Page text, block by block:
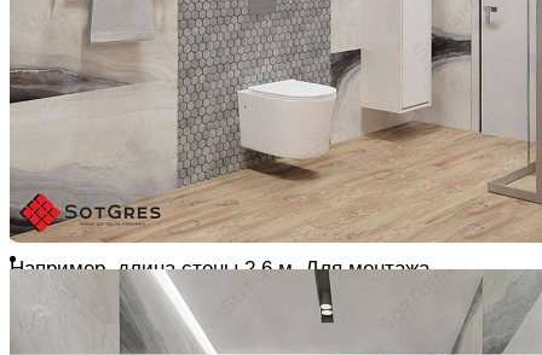
Измеряем длину поверхности для укладки,
вычисляем сколько целых рядов плитки помещается
в линию укладки, распределяем ряды от центра к
краям
Плитка для крайних рядов подрезается.Если длина
крайнего ряда меньше 30% плиты (т.е. ряд получается
узкий) – количество целых рядов для укладки
уменьшаем на 1.Аналогично расшиваем поверхность
по высоте
Например, длина стены 2,6 м. Для монтажа
используется плитка формата 0,6х0,6 м
Вычисляем количество целых рядов: 2,6м : 0,6м = 4
целых ряда и остаток 0,2 м